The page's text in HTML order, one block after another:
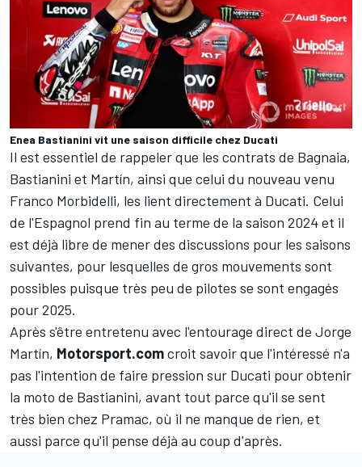
Enea Bastianini vit une saison difficile chez Ducati
Il est essentiel de rappeler que les contrats de Bagnaia,
Bastianini et Martín, ainsi que celui du nouveau venu
Franco Morbidelli, les lient directement à Ducati. Celui
de l'Espagnol prend fin au terme de la saison 2024 et il
est déjà libre de mener des discussions pour les saisons
suivantes, pour lesquelles de gros mouvements sont
possibles puisque très peu de pilotes se sont engagés
pour 2025.
Après s'être entretenu avec l'entourage direct de Jorge
Martín, Motorsport.comcroit savoir que l'intéressé n'a
pas l'intention de faire pression sur Ducati pour obtenir
la moto de Bastianini, avant tout parce qu'il se sent
très bien chez Pramac, où il ne manque de rien, et
aussi parce qu'il pense déjà au coup d'après.